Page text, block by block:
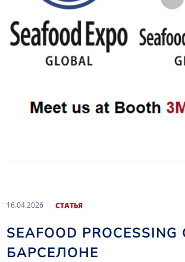
16.04.2026 CТАТЬЯ
SEAFOOD PROCESSING
БАРСЕЛОНЕ